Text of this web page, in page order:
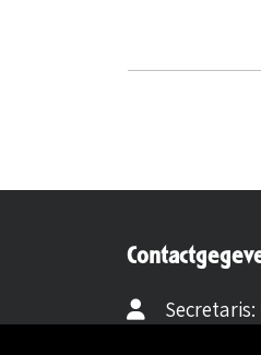
Secretaris: